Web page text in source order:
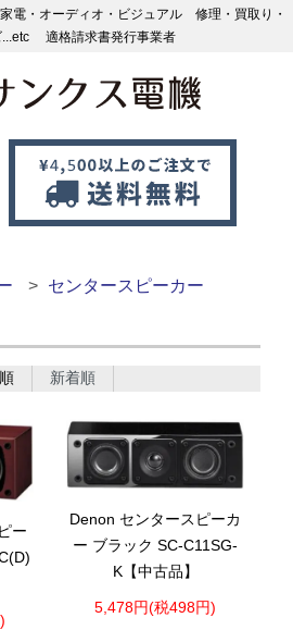
電・オーディオ・ビジュアル 修理・買取り・
...etc 適格請求書発行事業者
センタースピーカー
新着順
ー
Denon センタースピーカ
ー ブラック SC-C11SG-
K【中古品】
5,478円(税498円)